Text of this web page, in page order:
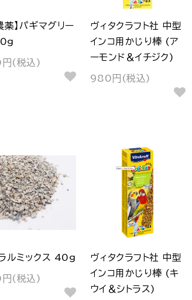
薬】パギマグリー
(税込)
ヴィタクラフト社 中型
インコ用かじり棒 (ア
ーモンド＆イチジク)
980円(税込)
ルミックス 40g
(税込)
ヴィタクラフト社 中型
インコ用かじり棒 (キ
ウイ＆シトラス)